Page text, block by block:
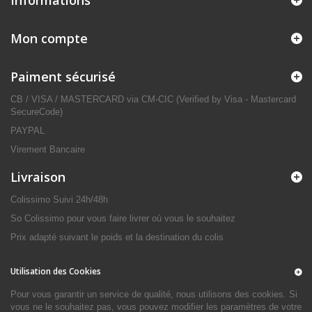
Mon compte
Paiment sécurisé
CB / VISA / MASTERCARD via CM-CIC (Verified by Visa - Mastercard
SecureCode)
PAYPAL
Virement Bancaire
Livraison
Colissimo Suivi 24h/48h
So Colissimo pour vous faire livrer où vous le souhaitez
Prix adapté suivant le poids et la destination du colis
Utilisation des Cookies
Pour vous garantir un service de qualité, nous utilisons des cookies. Si
vous ne le souhaitez pas, vous pouvez modifier les paramètres de votre